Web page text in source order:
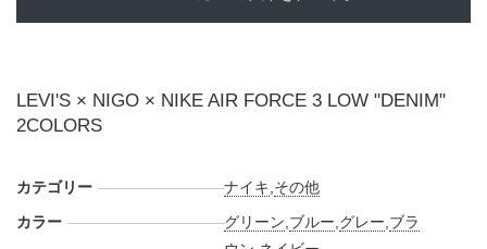
LEVI'S × NIGO × NIKE AIR FORCE 3 LOW "DENIM"
2COLORS
カテゴリー ナイキ その他
カラー
グリーン ブルー グレー ブラ